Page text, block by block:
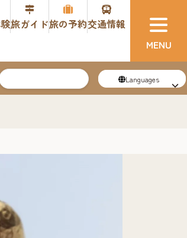
旅ガイド旅の予約交通情報
Languages